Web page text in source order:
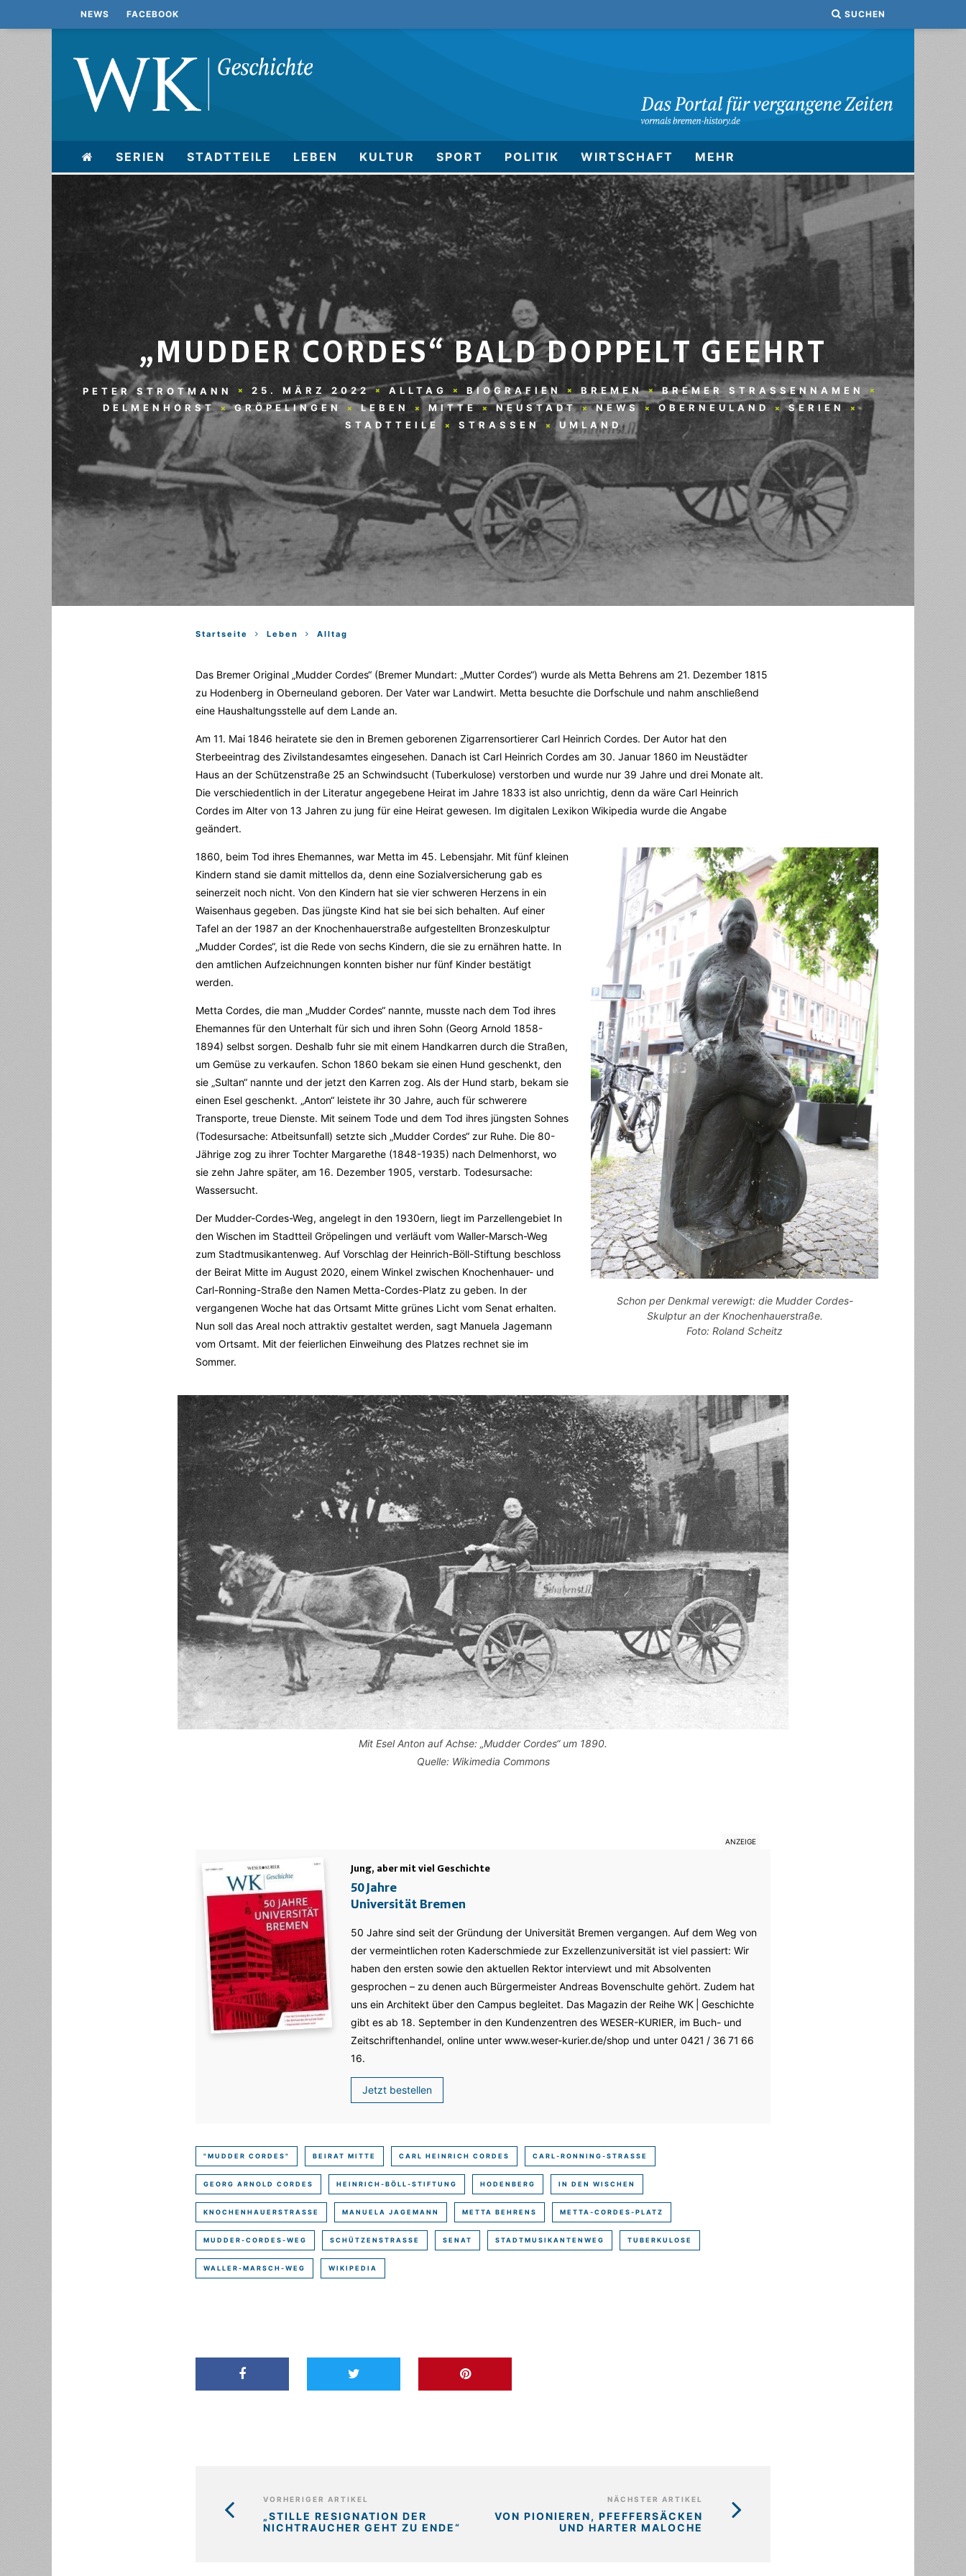
NEWS FACEBOOK SUCHEN
SERIEN STADTTEILE LEBEN KULTUR SPORT POLITIK WIRTSCHAFT MEHR
„MUDDER CORDES“ BALD DOPPELT GEEHRT
PETER STROTMANN 25. MÄRZ 2022 ALLTAG BIOGRAFIEN BREMEN
BREMER STRASSENNAMEN
DELMENHORST
GRÖPELINGEN LEBEN MITTE NEUSTADT NEWS OBERNEULAND
SERIEN
STADTTEILE
STRASSEN UMLAND
Startseite Leben Alltag
Das Bremer Original „Mudder Cordes“ (Bremer Mundart: „Mutter Cordes“) wurde als Metta Behrens am 21. Dezember 1815
zu Hodenberg in Oberneuland geboren. Der Vater war Landwirt. Metta besuchte die Dorfschule und nahm anschließend
eine Haushaltungsstelle auf dem Lande an.
Am 11. Mai 1846 heiratete sie den in Bremen geborenen Zigarrensortierer Carl Heinrich Cordes. Der Autor hat den
Sterbeeintrag des Zivilstandesamtes eingesehen. Danach ist Carl Heinrich Cordes am 30. Januar 1860 im Neustädter
Haus an der Schützenstraße 25 an Schwindsucht (Tuberkulose) verstorben und wurde nur 39 Jahre und drei Monate alt.
Die verschiedentlich in der Literatur angegebene Heirat im Jahre 1833 ist also unrichtig, denn da wäre Carl Heinrich
Cordes im Alter von 13 Jahren zu jung für eine Heirat gewesen. Im digitalen Lexikon Wikipedia wurde die Angabe
geändert.
Schon per Denkmal verewigt: die Mudder Cordes-
Skulptur an der Knochenhauerstraße.
Foto: Roland Scheitz
1860, beim Tod ihres Ehemannes, war Metta im 45. Lebensjahr. Mit fünf kleinen
Kindern stand sie damit mittellos da, denn eine Sozialversicherung gab es
seinerzeit noch nicht. Von den Kindern hat sie vier schweren Herzens in ein
Waisenhaus gegeben. Das jüngste Kind hat sie bei sich behalten. Auf einer
Tafel an der 1987 an der Knochenhauerstraße aufgestellten Bronzeskulptur
„Mudder Cordes“, ist die Rede von sechs Kindern, die sie zu ernähren hatte. In
den amtlichen Aufzeichnungen konnten bisher nur fünf Kinder bestätigt
werden.
Metta Cordes, die man „Mudder Cordes“ nannte, musste nach dem Tod ihres
Ehemannes für den Unterhalt für sich und ihren Sohn (Georg Arnold 1858-
1894) selbst sorgen. Deshalb fuhr sie mit einem Handkarren durch die Straßen,
um Gemüse zu verkaufen. Schon 1860 bekam sie einen Hund geschenkt, den
sie „Sultan“ nannte und der jetzt den Karren zog. Als der Hund starb, bekam sie
einen Esel geschenkt. „Anton“ leistete ihr 30 Jahre, auch für schwerere
Transporte, treue Dienste. Mit seinem Tode und dem Tod ihres jüngsten Sohnes
(Todesursache: Atbeitsunfall) setzte sich „Mudder Cordes“ zur Ruhe. Die 80-
Jährige zog zu ihrer Tochter Margarethe (1848-1935) nach Delmenhorst, wo
sie zehn Jahre später, am 16. Dezember 1905, verstarb. Todesursache:
Wassersucht.
Der Mudder-Cordes-Weg, angelegt in den 1930ern, liegt im Parzellengebiet In
den Wischen im Stadtteil Gröpelingen und verläuft vom Waller-Marsch-Weg
zum Stadtmusikantenweg. Auf Vorschlag der Heinrich-Böll-Stiftung beschloss
der Beirat Mitte im August 2020, einem Winkel zwischen Knochenhauer- und
Carl-Ronning-Straße den Namen Metta-Cordes-Platz zu geben. In der
vergangenen Woche hat das Ortsamt Mitte grünes Licht vom Senat erhalten.
Nun soll das Areal noch attraktiv gestaltet werden, sagt Manuela Jagemann
vom Ortsamt. Mit der feierlichen Einweihung des Platzes rechnet sie im
Sommer.
Mit Esel Anton auf Achse: „Mudder Cordes“ um 1890.
Quelle: Wikimedia Commons
Jung, aber mit viel Geschichte
50 Jahre
Universität Bremen
50 Jahre sind seit der Gründung der Universität Bremen vergangen. Auf dem Weg von
der vermeintlichen roten Kaderschmiede zur Exzellenzuniversität ist viel passiert: Wir
haben den ersten sowie den aktuellen Rektor interviewt und mit Absolventen
gesprochen – zu denen auch Bürgermeister Andreas Bovenschulte gehört. Zudem hat
uns ein Architekt über den Campus begleitet. Das Magazin der Reihe WK | Geschichte
gibt es ab 18. September in den ­Kundenzentren des WESER-­KURIER, im Buch- und
Zeitschriftenhandel, online unter www.weser-kurier.de/shop und unter 0421 / 36 71 66
16.
Jetzt bestellen
"MUDDER CORDES" BEIRAT MITTE CARL HEINRICH CORDES CARL-RONNING-STRASSE
GEORG ARNOLD CORDES HEINRICH-BÖLL-STIFTUNG HODENBERG IN DEN WISCHEN
KNOCHENHAUERSTRASSE MANUELA JAGEMANN METTA BEHRENS METTA-CORDES-PLATZ
MUDDER-CORDES-WEG SCHÜTZENSTRASSE SENAT STADTMUSIKANTENWEG TUBERKULOSE
WALLER-MARSCH-WEG WIKIPEDIA
VORHERIGER ARTIKEL
„STILLE RESIGNATION DER
NICHTRAUCHER GEHT ZU ENDE“
NÄCHSTER ARTIKEL
VON PIONIEREN, PFEFFERSÄCKEN
UND HARTER MALOCHE